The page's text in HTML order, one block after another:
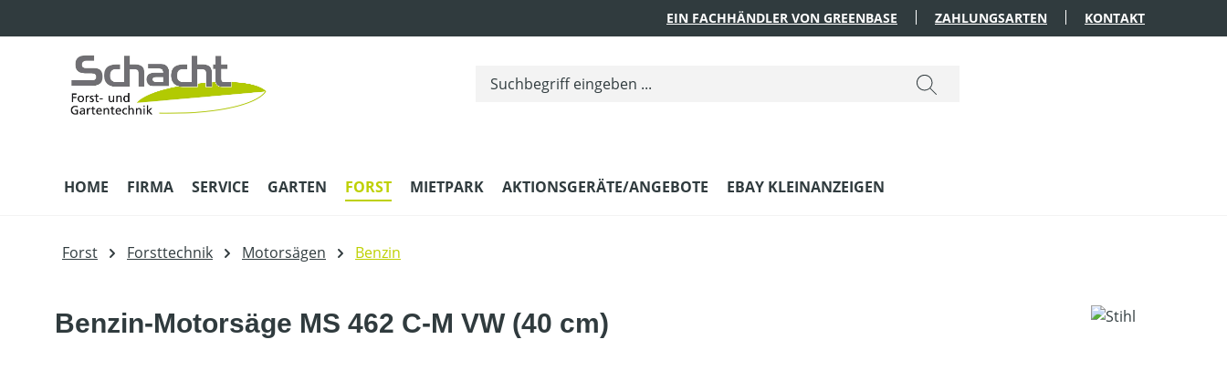
EIN FACHHÄNDLER VON GREENBASE ZAHLUNGSARTEN KONTAKT
HOME FIRMA SERVICE GARTEN FORST MIETPARK AKTIONSGERÄTE/ANGEBOTE EBAY KLEINANZEIGEN
Forst Forsttechnik Motorsägen Benzin
Benzin-Motorsäge MS 462 C-M VW (40 cm)